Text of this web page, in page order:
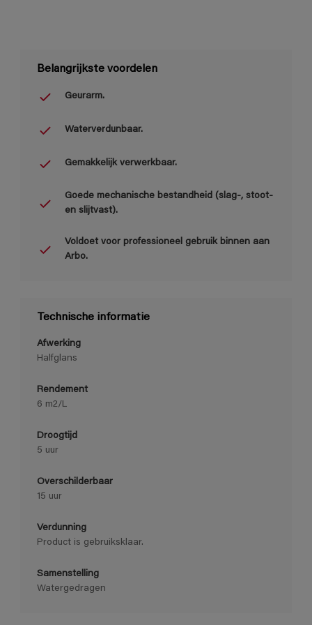
Belangrijkste voordelen
Geurarm.
Waterverdunbaar.
Gemakkelijk verwerkbaar.
Goede mechanische bestandheid (slag-, stoot-
en slijtvast).
Voldoet voor professioneel gebruik binnen aan
Arbo.
Technische informatie
Afwerking
Halfglans
Rendement
6 m2/L
Droogtijd
5 uur
Overschilderbaar
15 uur
Verdunning
Product is gebruiksklaar.
Samenstelling
Watergedragen